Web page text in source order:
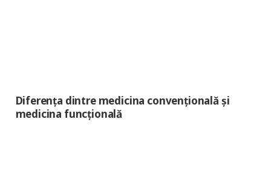
Diferența dintre medicina convențională și
medicina funcțională